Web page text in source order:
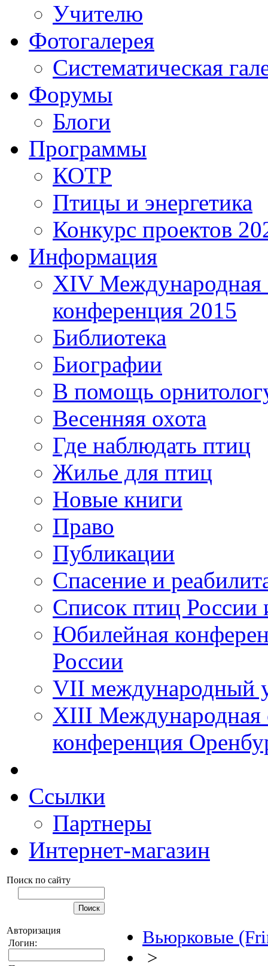
Учителю
Фотогалерея
Систематическая
Форумы
Блоги
Программы
КОТР
Птицы и энергетика
Конкурс проектов
Информация
XIV Международная
конференция 2015
Библиотека
Биографии
В помощь
Весенняя охота
Где наблюдать птиц
Жилье для птиц
Новые книги
Право
Публикации
Спасение и
Список птиц России
Юбилейная
России
VII международный
XIII Международная
конференция
Ссылки
Партнеры
Интернет-магазин
Поиск по сайту
Авторизация
Логин:
Вьюрковые
>